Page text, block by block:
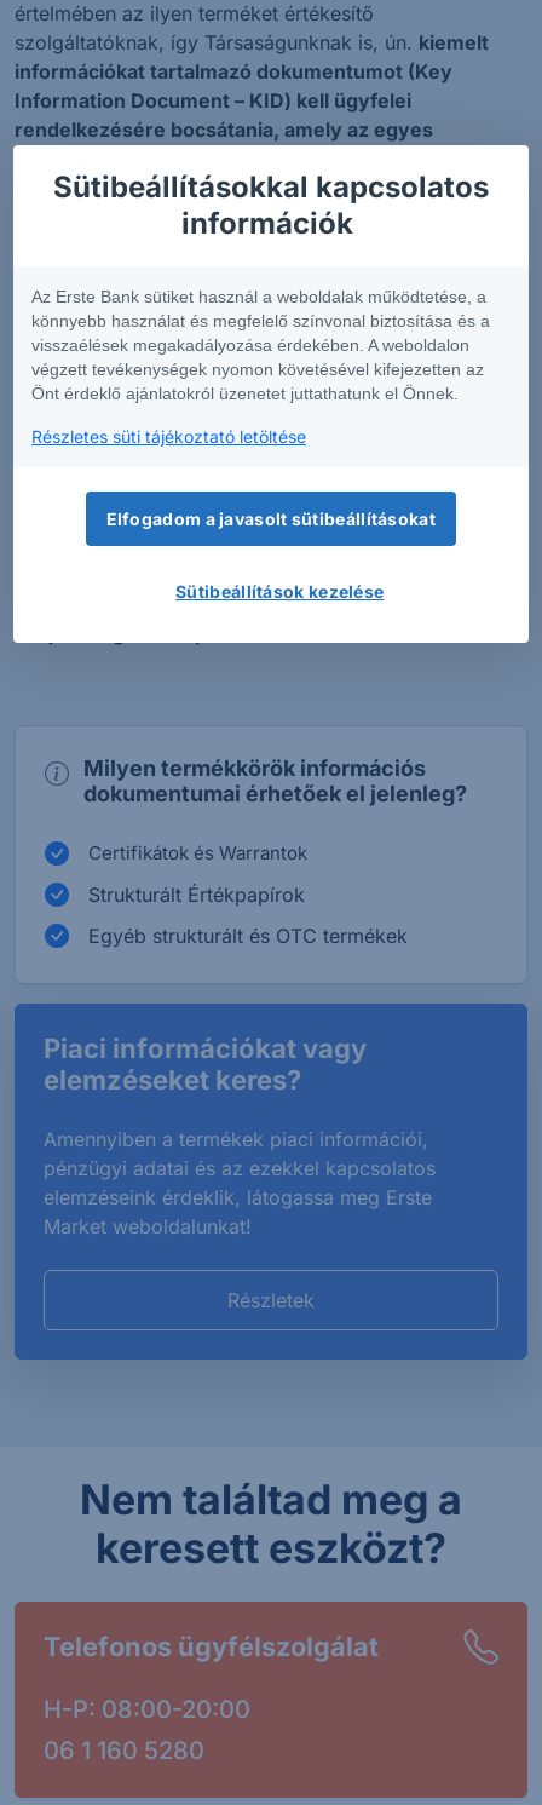
értelmében az ilyen terméket értékesítő
szolgáltatóknak, így Társaságunknak is, ún. kiemelt
információkat tartalmazó dokumentumot (Key
Information Document – KID) kell ügyfelei
rendelkezésére bocsátania, amely az egyes
információk rövid összefoglalását tartalmazza.
Annak érdekében, hogy Önök könnyen
csomagtermékeket, a szolgáltatók egységes formában
készítik el az előbb említett dokumentumot.
Az Európai Unió pénzügyi piacain elérhető pénzügyi
termékek igen magas száma miatt a fenti kereső
alkalmazáson túl figyelmébe ajánljuk az adott
kereső funkcióját is.Kérjük tisztelt Ügyfeleinket, hogy
a csak angol nyelven elérhető KID-el rendelkező
termékekben csak akkor kössenek tranzakciót,
mértékben tájékozottak az adott termék
Milyen termékkörök információs
dokumentumai érhetőek el jelenleg?
Certifikátok és Warrantok
Strukturált Értékpapírok
Egyéb strukturált és OTC termékek
Piaci információkat vagy
elemzéseket keres?
Amennyiben a termékek piaci információi,
pénzügyi adatai és az ezekkel kapcsolatos
elemzéseink érdeklik, látogassa meg Erste
Market weboldalunkat!
Részletek
Nem találtad meg a
keresett eszközt?
Telefonos ügyfélszolgálat
H-P: 08:00-20:00
06 1 160 5280
Sütibeállításokkal kapcsolatos
információk
Az Erste Bank sütiket használ a weboldalak működtetése, a
könnyebb használat és megfelelő színvonal biztosítása és a
visszaélések megakadályozása érdekében. A weboldalon
végzett tevékenységek nyomon követésével kifejezetten az
Önt érdeklő ajánlatokról üzenetet juttathatunk el Önnek.
Részletes süti tájékoztató letöltése
Elfogadom a javasolt sütibeállításokat
Sütibeállítások kezelése